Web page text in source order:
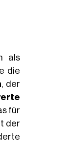
als
die
, der
für
der